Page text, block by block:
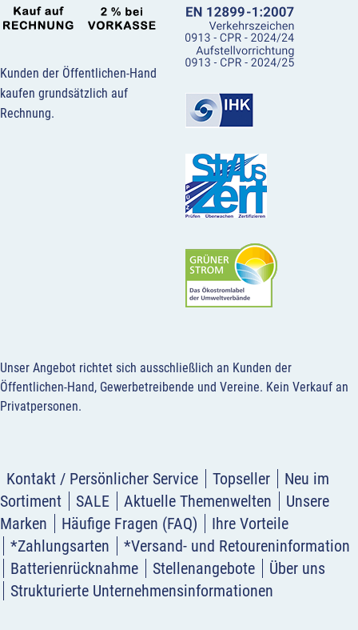
Kunden der Öffentlichen-Hand
kaufen grundsätzlich auf
Rechnung.
Unser Angebot richtet sich ausschließlich an Kunden der
Öffentlichen-Hand, Gewerbetreibende und Vereine. Kein Verkauf an
Privatpersonen.
Kontakt / Persönlicher Service Topseller
Neu im
Sortiment
SALE Aktuelle Themenwelten
Unsere
Marken
Häufige Fragen (FAQ)
Ihre Vorteile
*Zahlungsarten
*Versand- und Retoureninformation
Batterienrücknahme
Stellenangebote
Über uns
Strukturierte Unternehmensinformationen